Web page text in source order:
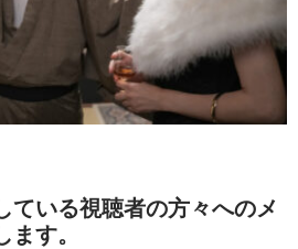
ている視聴者の方々へのメ
す。